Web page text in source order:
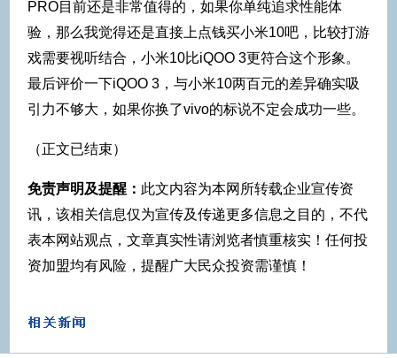
PRO目前还是非常值得的，如果你单纯追求性能体
验，那么我觉得还是直接上点钱买小米10吧，比较打游
戏需要视听结合，小米10比iQOO 3更符合这个形象。
最后评价一下iQOO 3，与小米10两百元的差异确实吸
引力不够大，如果你换了vivo的标说不定会成功一些。
（正文已结束）
免责声明及提醒： 此文内容为本网所转载企业宣传资
讯，该相关信息仅为宣传及传递更多信息之目的，不代
表本网站观点，文章真实性请浏览者慎重核实！任何投
资加盟均有风险，提醒广大民众投资需谨慎！